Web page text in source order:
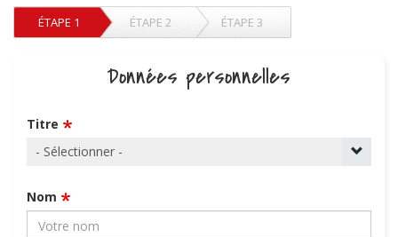
ÉTAPE 1 ÉTAPE 2 ÉTAPE 3
Données personnelles
Titre
Nom